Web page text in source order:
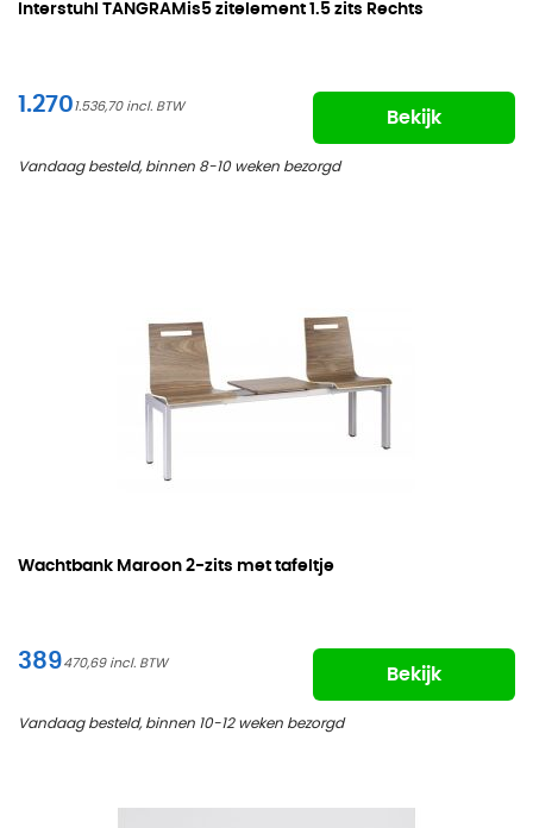
Interstuhl TANGRAMis5 zitelement 1.5 zits Rechts
1.2701.536,70
Bekijk
Vandaag besteld, binnen 8-10 weken bezorgd
Wachtbank Maroon 2-zits met tafeltje
389470,69
Bekijk
Vandaag besteld, binnen 10-12 weken bezorgd